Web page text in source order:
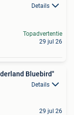
Details
Topadvertentie
29 jul 26
Bluebird"
Details
29 jul 26